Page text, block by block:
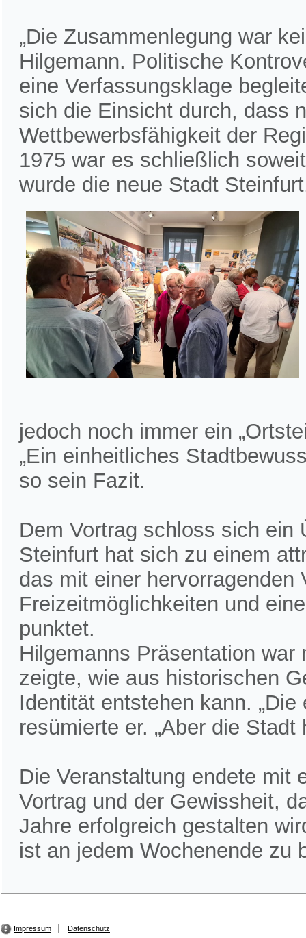
„Die Zusammenlegung war
Hilgemann. Politische
eine Verfassungsklage
sich die Einsicht durch, dass
Wettbewerbsfähigkeit der
1975 war es schließlich
wurde die neue Stadt
jedoch noch immer ein
„Ein einheitliches
so sein Fazit.
Dem Vortrag schloss sich ein
Steinfurt hat sich zu einem
das mit einer hervorragenden
Freizeitmöglichkeiten und
punktet.
Hilgemanns Präsentation
zeigte, wie aus historischen
Identität entstehen kann.
resümierte er. „Aber die
Die Veranstaltung endete mit
Vortrag und der Gewissheit,
Jahre erfolgreich gestalten
ist an jedem Wochenende zu
Impressum Datenschutz